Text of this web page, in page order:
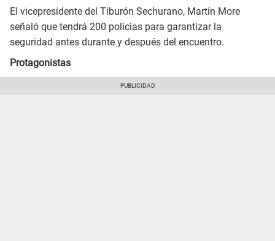
El vicepresidente del Tiburón Sechurano, Martín More
señaló que tendrá 200 policias para garantizar la
seguridad antes durante y después del encuentro.
Protagonistas